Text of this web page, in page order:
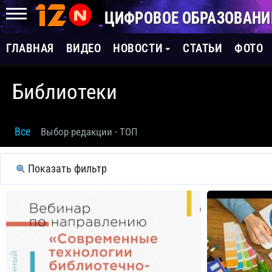
ЦИФРОВОЕ
ГЛАВНАЯ ВИДЕО НОВОСТИ СТАТЬИ ФОТО
Библиотеки
Все Выбор редакции - ТОП
Показать фильтр